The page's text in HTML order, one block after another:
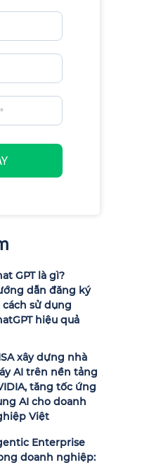
GPT là gì?
dẫn đăng ký
cách sử dụng
hiệu quả
xây dựng nhà
AI trên nền tảng
tăng tốc ứng
AI cho doanh
Việt
Enterprise
doanh nghiệp: